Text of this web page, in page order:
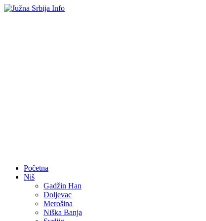
Početna
Niš
Gadžin Han
Doljevac
Merošina
Niška Banja